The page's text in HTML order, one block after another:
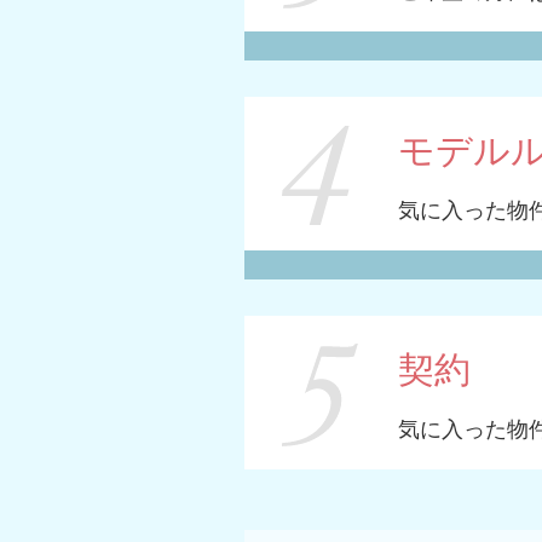
モデル
気に入った物
契約
気に入った物